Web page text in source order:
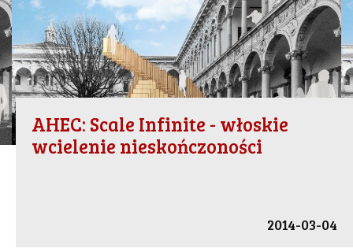
AHEC: Scale Infinite - włoskie
wcielenie nieskończoności
2014-03-04